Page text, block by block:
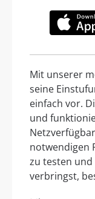
Mit unserer
seine
einfach vor.
und
notwendigen
zu testen
verbringst,